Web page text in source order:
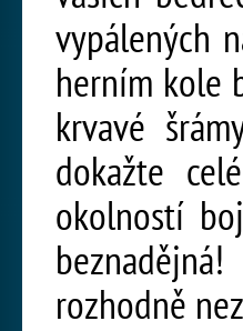
vypálených
herním kole
krvavé
dokažte
okolností
rozhodně